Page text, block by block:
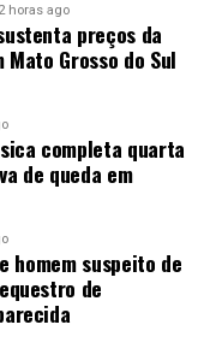
diferenças em
geralmente mata
no pescoço,
começar a se
abdômen e das
animal pode
terra e galhos.
local
horas ago
preços da
Grosso do Sul
completa quarta
de queda em
homem suspeito de
de